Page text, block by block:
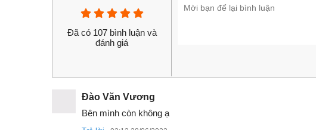
Đã có 107 bình luận và
đánh giá
Đào Văn Vương
Bên mình còn không ạ